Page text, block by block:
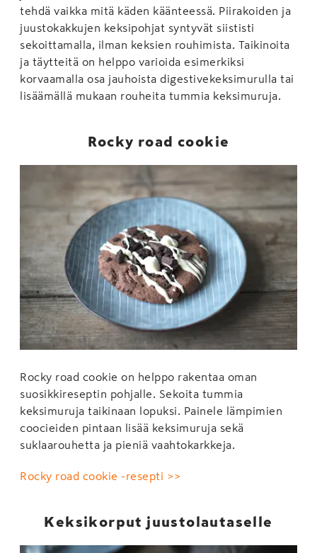
tehdä vaikka mitä käden käänteessä. Piirakoiden ja
juustokakkujen keksipohjat syntyvät siististi
sekoittamalla, ilman keksien rouhimista. Taikinoita
ja täytteitä on helppo varioida esimerkiksi
korvaamalla osa jauhoista digestivekeksimurulla tai
lisäämällä mukaan rouheita tummia keksimuruja.
Rocky road cookie
Rocky road cookie on helppo rakentaa oman
suosikkireseptin pohjalle. Sekoita tummia
keksimuruja taikinaan lopuksi. Painele lämpimien
coocieiden pintaan lisää keksimuruja sekä
suklaarouhetta ja pieniä vaahtokarkkeja.
Rocky road cookie -resepti >>
Keksikorput juustolautaselle